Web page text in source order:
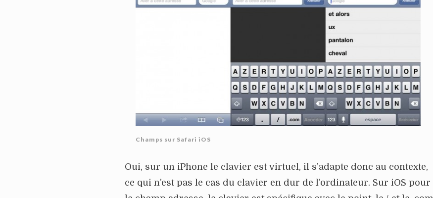
Champs sur Safari iOS
Oui, sur un iPhone le clavier est virtuel, il s’adapte donc au contexte,
ce qui n’est pas le cas du clavier en dur de l’ordinateur. Sur iOS pour